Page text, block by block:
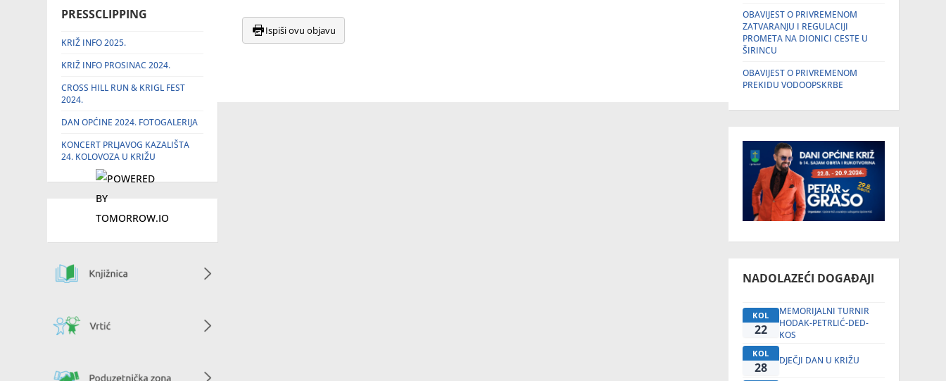
PRESSCLIPPING
KRIŽ INFO 2025.
KRIŽ INFO PROSINAC 2024.
CROSS HILL RUN & KRIGL FEST
2024.
DAN OPĆINE 2024. FOTOGALERIJA
KONCERT PRLJAVOG KAZALIŠTA
24. KOLOVOZA U KRIŽU
Ispiši ovu objavu
OBAVIJEST O PRIVREMENOM
ZATVARANJU I REGULACIJI
PROMETA NA DIONICI CESTE U
ŠIRINCU
OBAVIJEST O PRIVREMENOM
PREKIDU VODOOPSKRBE
NADOLAZEĆI DOGAĐAJI
KOL
22
MEMORIJALNI TURNIR
HODAK-PETRLIĆ-DED-
KOS
KOL
28 DJEČJI DAN U KRIŽU